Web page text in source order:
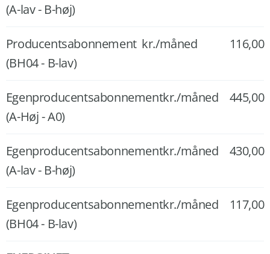
(A-lav - B-høj)
Producentsabonnement
(BH04 - B-lav)
kr./måned 116,00
Egenproducentsabonnement
(A-Høj - A0)
kr./måned 445,00
Egenproducentsabonnement
(A-lav - B-høj)
kr./måned 430,00
Egenproducentsabonnement
(BH04 - B-lav)
kr./måned 117,00